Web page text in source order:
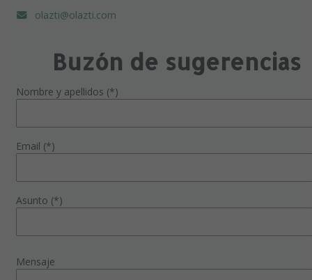
olazti@olazti.com
Buzón de sugerencias
Nombre y apellidos (*)
Email (*)
Asunto (*)
Mensaje